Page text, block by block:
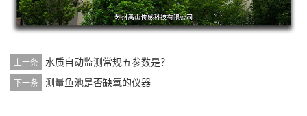
上一条 水质自动监测常规五参数是？
下一条 测量鱼池是否缺氧的仪器